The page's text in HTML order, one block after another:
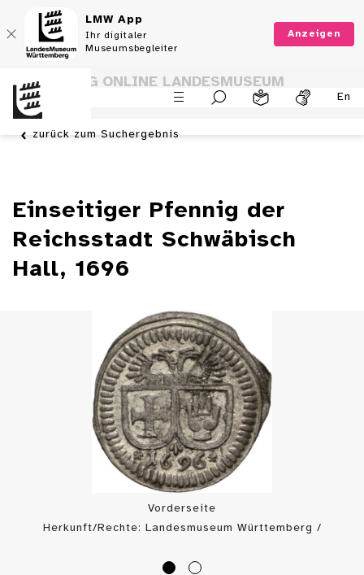
LMW App
Ihr digitaler
Museumsbegleiter
Anzeigen
En
SAMMLUNG ONLINE LANDESMUSEUM
WÜRTTEMBERG
zurück zum Suchergebnis
Einseitiger Pfennig der
Reichsstadt Schwäbisch
Hall, 1696
Vorderseite
Herkunft/Rechte: Landesmuseum Württemberg /